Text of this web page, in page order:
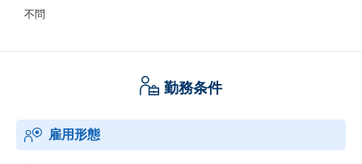
不問
勤務条件
雇用形態